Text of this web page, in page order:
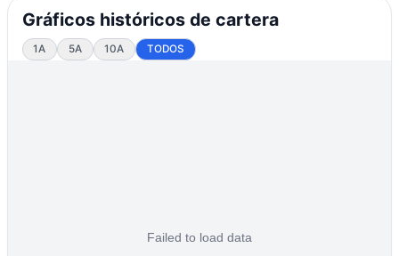
Gráficos históricos de cartera
1A 5A 10A TODOS